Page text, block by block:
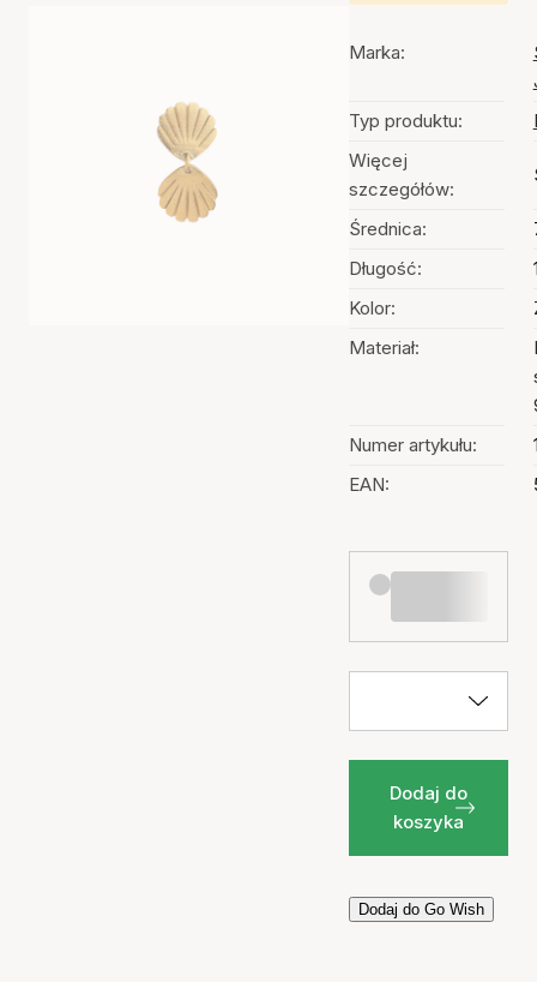
Marka:
Typ produktu:
Więcej
szczegółów:
Średnica:
Długość:
Kolor:
Materiał:
Numer artykułu:
EAN:
Dodaj do
koszyka
Dodaj do Go Wish